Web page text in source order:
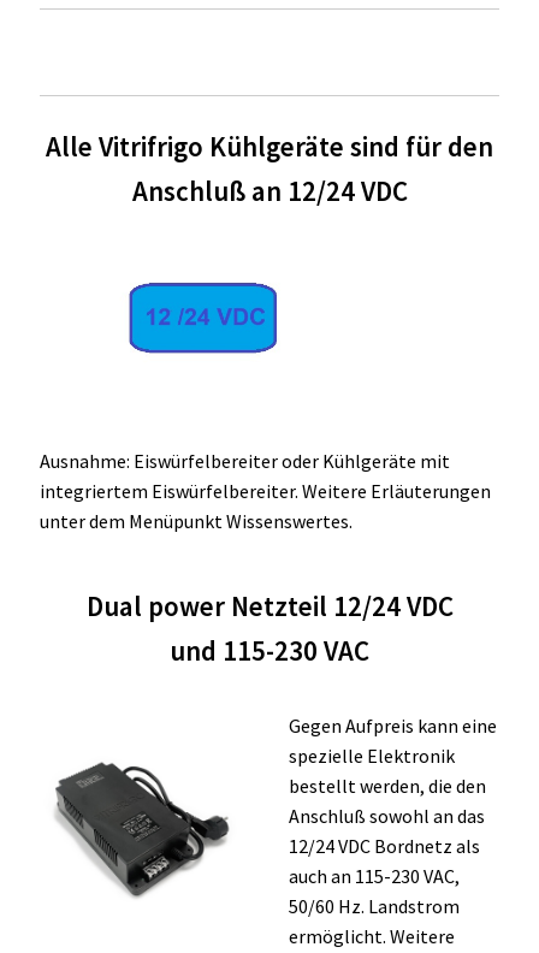
Alle Vitrifrigo Kühlgeräte sind für den
Anschluß an 12/24 VDC
Ausnahme: Eiswürfelbereiter oder Kühlgeräte mit
integriertem Eiswürfelbereiter. Weitere Erläuterungen
unter dem Menüpunkt Wissenswertes.
Dual power Netzteil 12/24 VDC
und 115-230 VAC
Gegen Aufpreis kann eine
spezielle Elektronik
bestellt werden, die den
Anschluß sowohl an das
12/24 VDC Bordnetz als
auch an 115-230 VAC,
50/60 Hz. Landstrom
ermöglicht. Weitere